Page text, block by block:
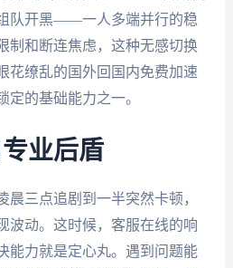
队开黑——一人多端并行的稳
制和断连焦虑，这种无感切换
花缭乱的国外回国内免费加速
定的基础能力之一。
业后盾
晨三点追剧到一半突然卡顿，
波动。这时候，客服在线的响
能力就是定心丸。遇到问题能